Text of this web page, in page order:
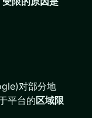
对部分地
平台的区域限